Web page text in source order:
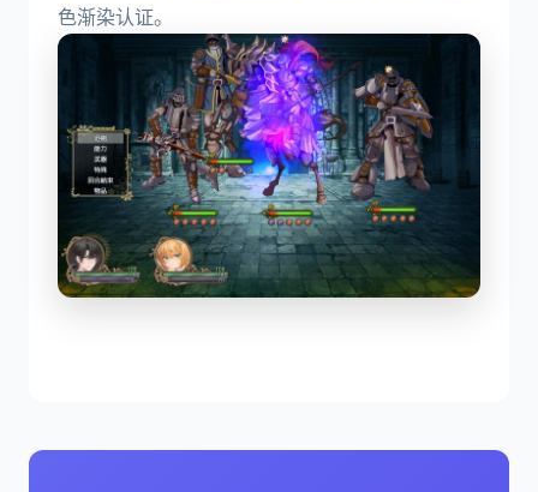
色渐染认证。